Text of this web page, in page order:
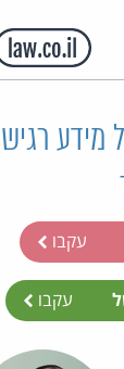
מידע
עקבו
עקבו